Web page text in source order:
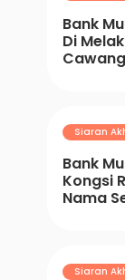
Bank
Di
Siaran
Bank
Kongsi
Nama
Siaran